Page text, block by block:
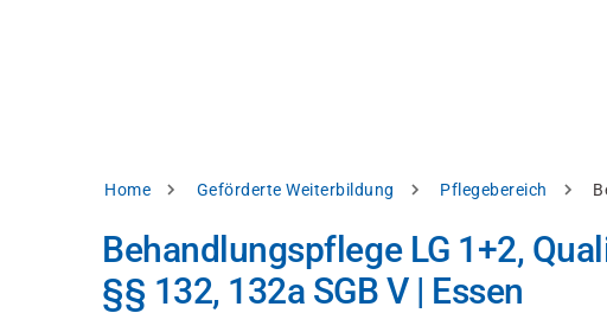
Pfadnavigation
Home Geförderte Weiterbildung Pflegebereich
Behandlungspflege LG 1+2,
§§ 132, 132a SGB V | Essen
Einstellungen